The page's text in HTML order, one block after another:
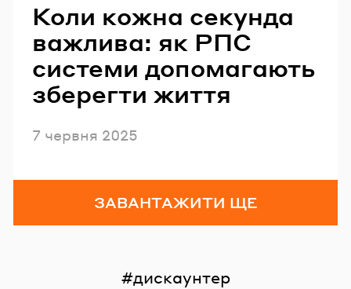
Коли кожна секунда
важлива: як РПС
системи допомагають
зберегти життя
Опубліковано
7 червня 2025
ЗАВАНТАЖИТИ ЩЕ
дискаунтер